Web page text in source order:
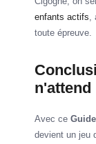
enfants actifs,
toute épreuve.
n'attend
Avec ce
devient un jeu